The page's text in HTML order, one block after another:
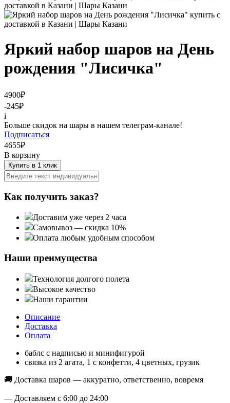
Яркий набор шаров на День
рождения "Лисичка"
4900₽
-245₽
i
Больше скидок на шары в нашем телеграм-канале!
Подписаться
4655₽
В корзину
Купить в 1 клик
Как получить заказ?
Доставим уже через 2 часа
Самовывоз — скидка 10%
Оплата любым удобным способом
Наши преимущества
Технология долгого полета
Высокое качество
Наши гарантии
Описание
Доставка
Оплата
баблс с надписью и минифигурой
связка из 2 агата, 1 с конфетти, 4 цветных, грузик
🚚 Доставка шаров — аккуратно, ответственно, вовремя
— Доставляем с 6:00 до 24:00